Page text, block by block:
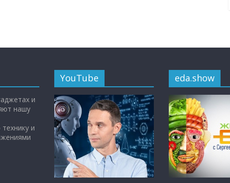
и
нашу
и
YouTube eda.show